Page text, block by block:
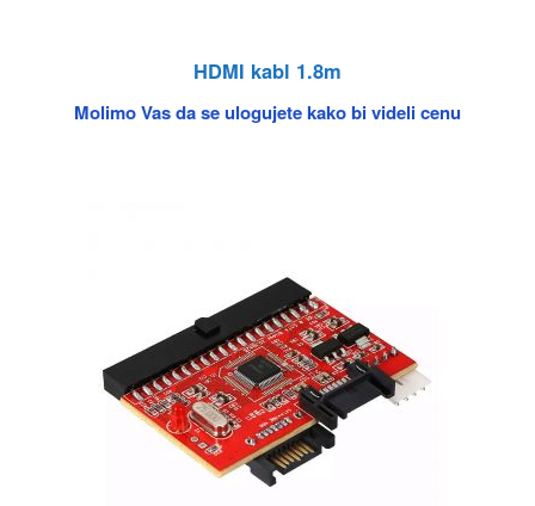
HDMI kabl 1.8m
Molimo Vas da se ulogujete kako bi videli cenu